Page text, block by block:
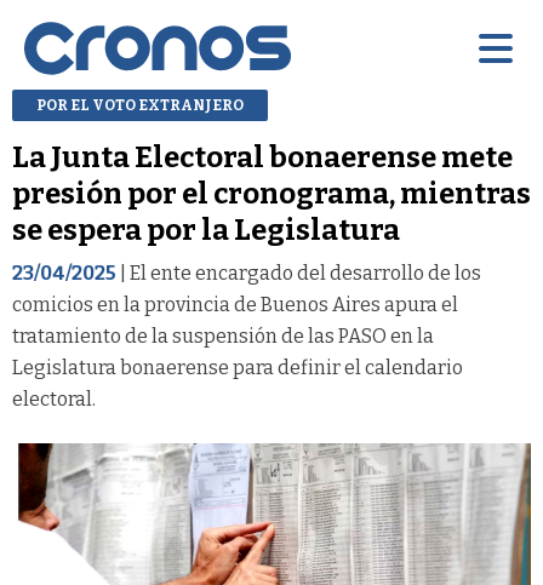
POR EL VOTO EXTRANJERO
La Junta Electoral bonaerense mete
presión por el cronograma, mientras
se espera por la Legislatura
23/04/2025 | El ente encargado del desarrollo de los
comicios en la provincia de Buenos Aires apura el
tratamiento de la suspensión de las PASO en la
Legislatura bonaerense para definir el calendario
electoral.